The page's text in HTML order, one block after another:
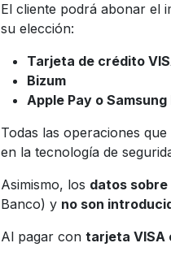
El cliente podrá abonar el
su elección:
Tarjeta de crédito
Bizum
Apple Pay o Samsung
Todas las operaciones
en la tecnología de
Asimismo, los datos
Banco) y no son
Al pagar con tarjeta VISA